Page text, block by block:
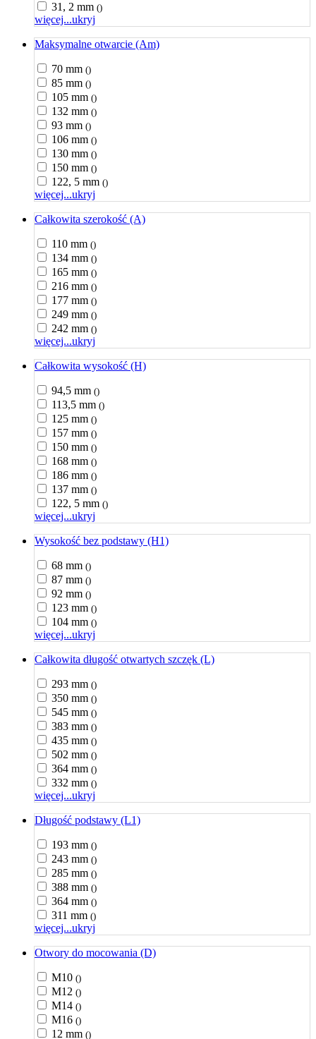
31, 2 mm ()
więcej...ukryj
Maksymalne otwarcie (Am)
70 mm ()
85 mm ()
105 mm ()
132 mm ()
93 mm ()
106 mm ()
130 mm ()
150 mm ()
122, 5 mm ()
więcej...ukryj
Całkowita szerokość (A)
110 mm ()
134 mm ()
165 mm ()
216 mm ()
177 mm ()
249 mm ()
242 mm ()
więcej...ukryj
Całkowita wysokość (H)
94,5 mm ()
113,5 mm ()
125 mm ()
157 mm ()
150 mm ()
168 mm ()
186 mm ()
137 mm ()
122, 5 mm ()
więcej...ukryj
Wysokość bez podstawy (H1)
68 mm ()
87 mm ()
92 mm ()
123 mm ()
104 mm ()
więcej...ukryj
Całkowita długość otwartych szczęk (L)
293 mm ()
350 mm ()
545 mm ()
383 mm ()
435 mm ()
502 mm ()
364 mm ()
332 mm ()
więcej...ukryj
Długość podstawy (L1)
193 mm ()
243 mm ()
285 mm ()
388 mm ()
364 mm ()
311 mm ()
więcej...ukryj
Otwory do mocowania (D)
M10 ()
M12 ()
M14 ()
M16 ()
12 mm ()